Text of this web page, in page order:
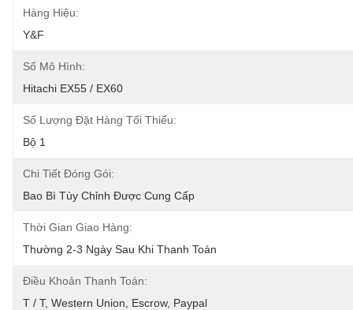
Hàng Hiệu:
Y&F
Số Mô Hình:
Hitachi EX55 / EX60
Số Lượng Đặt Hàng Tối Thiểu:
Bộ 1
Chi Tiết Đóng Gói:
Bao Bì Tùy Chỉnh Được Cung Cấp
Thời Gian Giao Hàng:
Thường 2-3 Ngày Sau Khi Thanh Toán
Điều Khoản Thanh Toán:
T / T, Western Union, Escrow, Paypal